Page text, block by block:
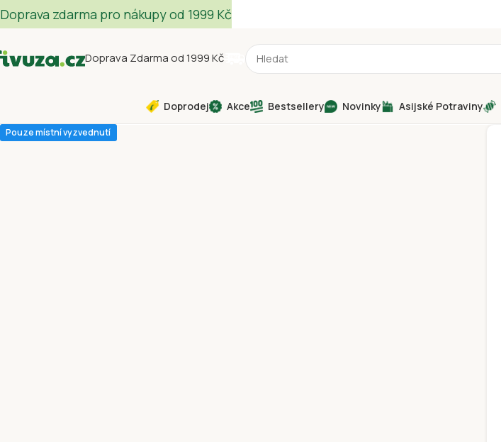
Doprava Zdarma od 1999 Kč
Doprodej Akce Bestsellery Novinky Asijské Potraviny
Pouze místní vyzvednutí
Doprava zdarma pro nákupy od 1999 Kč